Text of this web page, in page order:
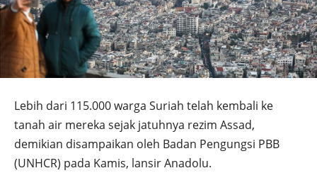
Lebih dari 115.000 warga Suriah telah kembali ke
tanah air mereka sejak jatuhnya rezim Assad,
demikian disampaikan oleh Badan Pengungsi PBB
(UNHCR) pada Kamis, lansir Anadolu.